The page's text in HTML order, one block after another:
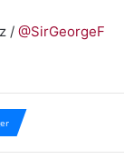
/ @SirGeorgeF